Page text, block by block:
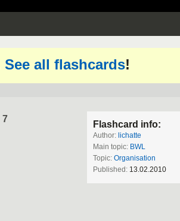
See all flashcards!
7
Flashcard info:
Author: lichatte
Main topic: BWL
Topic: Organisation
Published: 13.02.2010